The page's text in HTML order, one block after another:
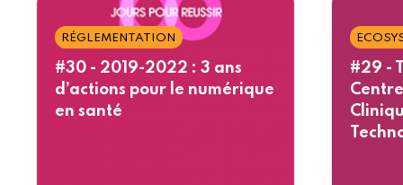
RÉGLEMENTATION
#30 - 2019-2022 : 3 ans
d’actions pour le numérique
en santé
#29 -